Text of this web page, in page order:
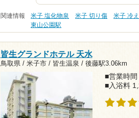
関連情報 米子 塩化物泉 米子 切り傷 米子 冷
東山公園駅
皆生グランドホテル 天水
鳥取県 / 米子市 / 皆生温泉 / 後藤駅3.06km
■営業時
■入浴料